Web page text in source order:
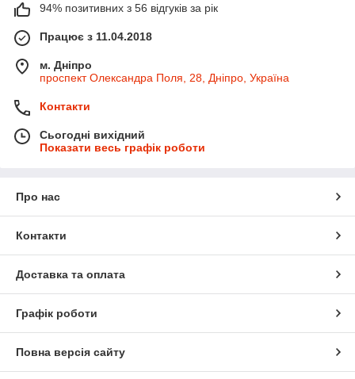
94% позитивних з 56 відгуків за рік
Працює з 11.04.2018
м. Дніпро
проспект Олександра Поля, 28, Дніпро, Україна
Контакти
Сьогодні вихідний
Показати весь графік роботи
Про нас
Контакти
Доставка та оплата
Графік роботи
Повна версія сайту